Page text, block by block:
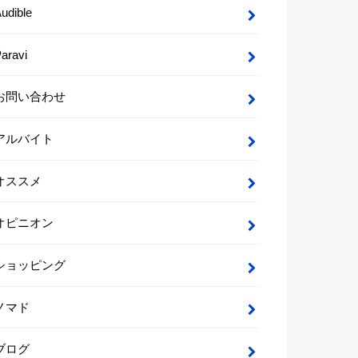
問い合わせ
ルバイト
ススメ
ピニオン
ョッピング
マド
ログ